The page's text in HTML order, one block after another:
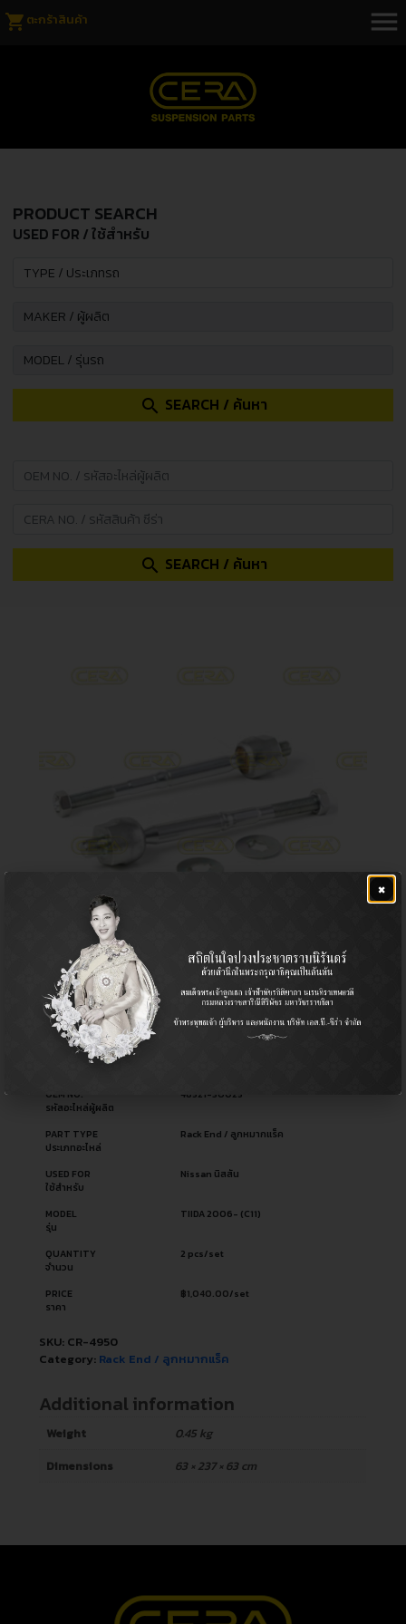
shopping_cart ตะกร้าสินค้า menu
PRODUCT SEARCH
USED FOR / ใช้สำหรับ
search SEARCH / ค้นหา
search SEARCH / ค้นหา
CR-4950
฿1,040.00
CERA NO.
รหัสสินค้า ซีร่า
OEM NO.
รหัสอะไหล่ผู้ผลิต
48521-3U025
PART TYPE
ประเภทอะไหล่
Rack End / ลูกหมากแร็ค
USED FOR
ใช้สำหรับ
Nissan นิสสัน
MODEL
รุ่น
TIIDA 2006- (C11)
QUANTITY
จำนวน
2 pcs/set
PRICE
ราคา
฿1,040.00/set
SKU: CR-4950
Category: Rack End / ลูกหมากแร็ค
Additional information
Weight
0.45 kg
Dimensions
63 × 237 × 63 cm
×